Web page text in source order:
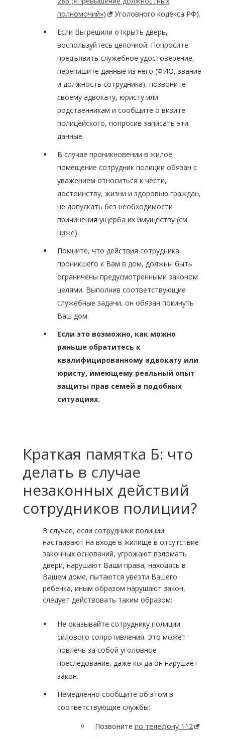
полномочий»)
Уголовного кодекса РФ).
Если Вы решили открыть дверь,
воспользуйтесь цепочкой. Попросите
предъявить служебное удостоверение,
перепишите данные из него (ФИО, звание
и должность сотрудника), позвоните
своему адвокату, юристу или
родственникам и сообщите о визите
полицейского, попросив записать эти
данные.
В случае проникновении в жилое
помещение сотрудник полиции обязан с
уважением относиться к чести,
достоинству, жизни и здоровью граждан,
не допускать без необходимости
причинения ущерба их имуществу (см.
ниже).
Помните, что действия сотрудника,
проникшего к Вам в дом, должны быть
ограничены предусмотренными законом
целями. Выполнив соответствующие
служебные задачи, он обязан покинуть
Ваш дом.
Если это возможно, как можно
раньше обратитесь к
квалифицированному адвокату или
юристу, имеющему реальный опыт
защиты прав семей в подобных
ситуациях.
Краткая памятка Б: что
делать в случае
незаконных действий
сотрудников полиции?
В случае, если сотрудники полиции
настаивают на входе в жилище в отсутствие
законных оснований, угрожают взломать
двери, нарушают Ваши права, находясь в
Вашем доме, пытаются увезти Вашего
ребенка, иным образом нарушают закон,
следует действовать таким образом:
Не оказывайте сотруднику полиции
силового сопротивления. Это может
повлечь за собой уголовное
преследование, даже когда он нарушает
закон.
Немедленно сообщите об этом в
соответствующие службы:
Позвоните по телефону 112